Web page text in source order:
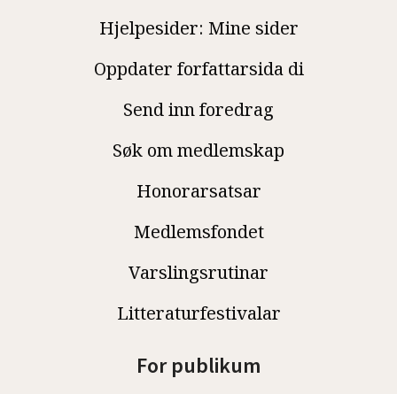
Hjelpesider: Mine sider
Oppdater forfattarsida di
Send inn foredrag
Søk om medlemskap
Honorarsatsar
Medlemsfondet
Varslingsrutinar
Litteraturfestivalar
For publikum